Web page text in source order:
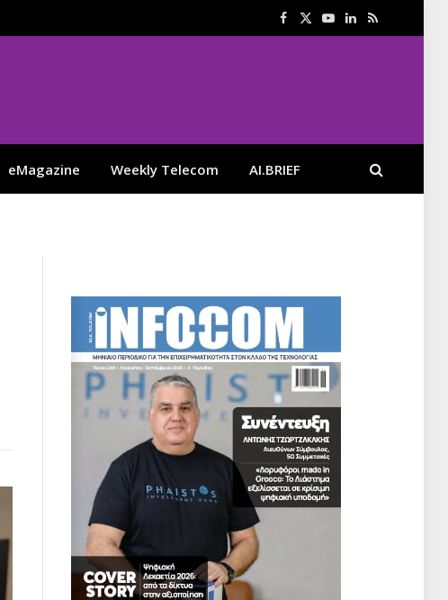
Facebook
X
YouTube
LinkedIn
RSS
eMagazine Weekly Telecom AI.BRIEF